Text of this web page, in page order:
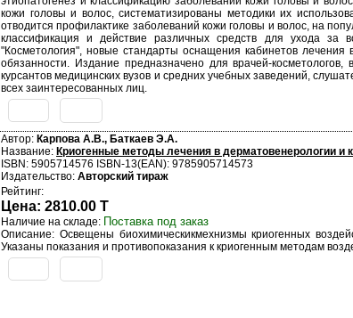
кожи головы и волос, систематизированы методики их
отводится профилактике заболеваний кожи головы и волос, на
классификация и действие различных средств для ухода за
"Косметология", новые стандарты оснащения кабинетов лечения
обязанности. Издание предназначено для врачей-
курсантов медицинских вузов и средних учебных заведений,
всех заинтересованных лиц.
Автор: Карпова А.В., Баткаев Э.А.
Название: Криогенные методы лечения в дерматовенерологии и
ISBN: 5905714576 ISBN-13(EAN): 9785905714573
Издательство: Авторский тираж
Рейтинг:
Цена: 2810.00 T
Наличие на складе: Поставка под заказ
Описание: Освещены биохимическикмехнизмы криогенных
Указаны показания и противопоказания к криогенным методам